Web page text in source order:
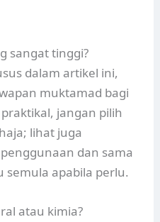
sangat tinggi?
dalam artikel ini,
muktamad bagi
jangan pilih
lihat juga
dan sama
semula apabila perlu.
atau kimia?